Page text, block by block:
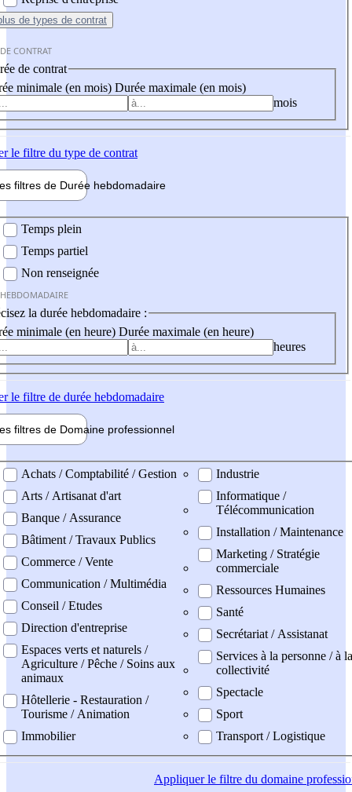
de types de contrat
CONTRAT
de contrat
minimale (en mois) Durée maximale (en mois)
mois
le filtre du type de contrat
filtres de Durée hebdomadaire
Temps plein
Temps partiel
Non renseignée
la durée hebdomadaire :
minimale (en heure) Durée maximale (en heure)
heures
le filtre de durée hebdomadaire
filtres de Domaine professionnel
professionel
Achats / Comptabilité / Gestion
Arts / Artisanat d'art
Banque / Assurance
Bâtiment / Travaux Publics
Commerce / Vente
Communication / Multimédia
Conseil / Etudes
Direction d'entreprise
Espaces verts et naturels /
Agriculture / Pêche / Soins aux
animaux
Hôtellerie - Restauration /
Tourisme / Animation
Immobilier
Industrie
Informatique /
Télécommunication
Installation / Maintenance
Marketing / Stratégie
commerciale
Ressources Humaines
Santé
Secrétariat / Assistanat
Services à la personne / à la
collectivité
Spectacle
Sport
Transport / Logistique
Appliquerle filtre du domaine